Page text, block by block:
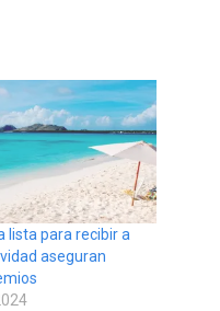
lista para recibir a
aseguran